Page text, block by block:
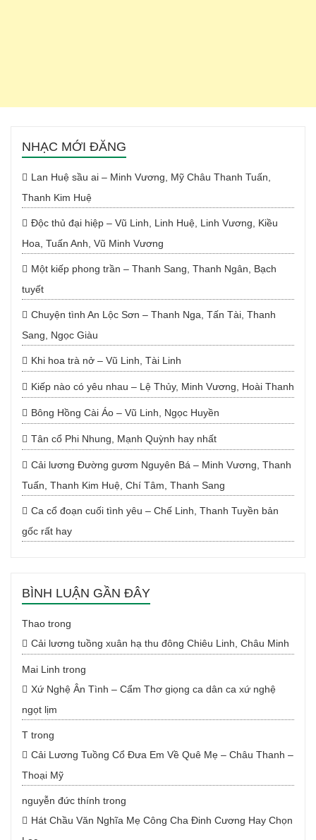
NHẠC MỚI ĐĂNG
Lan Huệ sầu ai – Minh Vương, Mỹ Châu Thanh Tuấn,
Thanh Kim Huệ
Độc thủ đại hiệp – Vũ Linh, Linh Huệ, Linh Vương, Kiều
Hoa, Tuấn Anh, Vũ Minh Vương
Một kiếp phong trần – Thanh Sang, Thanh Ngân, Bạch
tuyết
Chuyện tình An Lộc Sơn – Thanh Nga, Tấn Tài, Thanh
Sang, Ngọc Giàu
Khi hoa trà nở – Vũ Linh, Tài Linh
Kiếp nào có yêu nhau – Lệ Thủy, Minh Vương, Hoài Thanh
Bông Hồng Cài Áo – Vũ Linh, Ngọc Huyền
Tân cổ Phi Nhung, Mạnh Quỳnh hay nhất
Cải lương Đường gươm Nguyên Bá – Minh Vương, Thanh
Tuấn, Thanh Kim Huệ, Chí Tâm, Thanh Sang
Ca cổ đoạn cuối tình yêu – Chế Linh, Thanh Tuyền bản
gốc rất hay
BÌNH LUẬN GẦN ĐÂY
Thao trong
Cải lương tuồng xuân hạ thu đông Chiêu Linh, Châu Minh
Mai Linh trong
Xứ Nghệ Ân Tình – Cẩm Thơ giọng ca dân ca xứ nghệ
ngọt lịm
T trong
Cải Lương Tuồng Cổ Đưa Em Về Quê Mẹ – Châu Thanh –
Thoại Mỹ
nguyễn đức thính trong
Hát Chầu Văn Nghĩa Mẹ Công Cha Đinh Cương Hay Chọn